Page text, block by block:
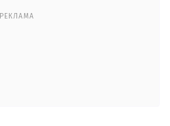
РЕКЛАМА